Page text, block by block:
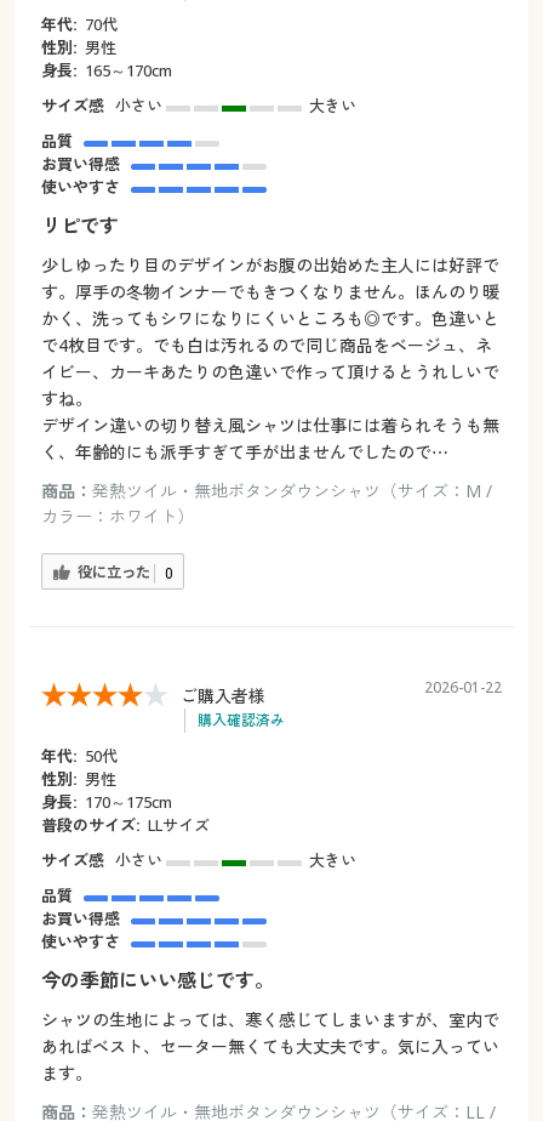
年代: 70代
性別: 男性
身長: 165～170cm
サイズ感 小さい
大きい
品質
お買い得感
使いやすさ
リピです
少しゆったり目のデザインがお腹の出始めた主人には好評で
す。厚手の冬物インナーでもきつくなりません。ほんのり暖
かく、洗ってもシワになりにくいところも◎です。色違いと
で4枚目です。でも白は汚れるので同じ商品をベージュ、ネ
イビー、カーキあたりの色違いで作って頂けるとうれしいで
すね。
デザイン違いの切り替え風シャツは仕事には着られそうも無
く、年齢的にも派手すぎて手が出ませんでしたので⋯
商品： 発熱ツイル・無地ボタンダウンシャツ（サイズ：M /
カラー：ホワイト）
役に立った 0
ご購入者様
購入確認済み
2026-01-22
年代: 50代
性別: 男性
身長: 170～175cm
普段のサイズ: LLサイズ
サイズ感 小さい
大きい
品質
お買い得感
使いやすさ
今の季節にいい感じです。
シャツの生地によっては、寒く感じてしまいますが、室内で
あればベスト、セーター無くても大丈夫です。気に入ってい
ます。
商品： 発熱ツイル・無地ボタンダウンシャツ（サイズ：LL /